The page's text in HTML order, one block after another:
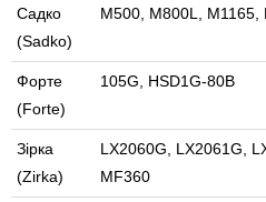
Садко
(Sadko)
M500, M800L,
Форте
(Forte)
105G, HSD1G-80B
Зірка
(Zirka)
LX2060G, LX2061G,
MF360